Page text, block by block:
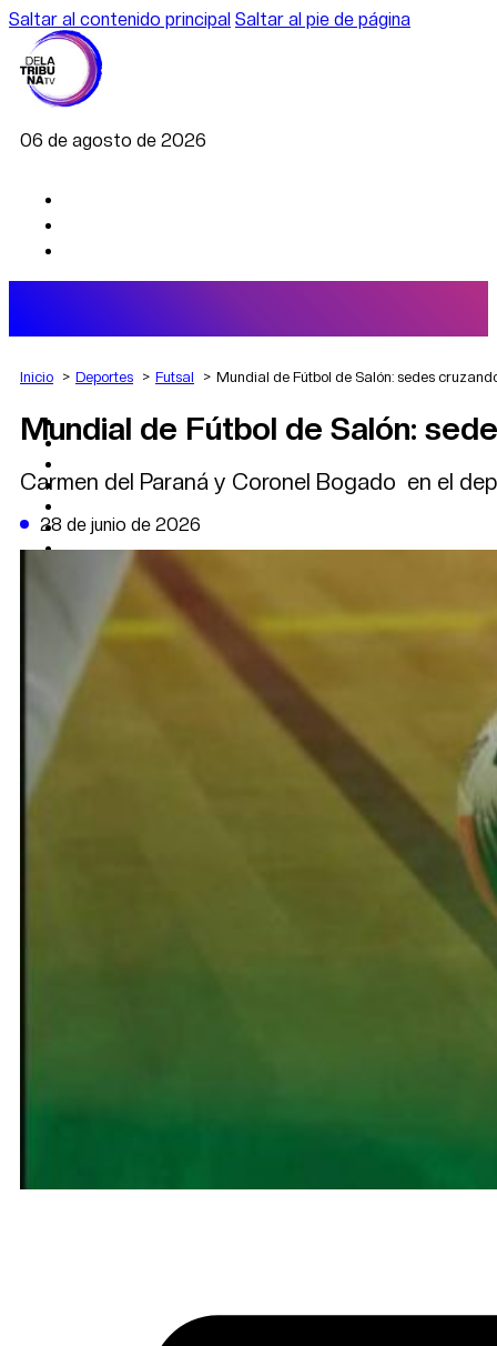
Saltar al contenido principal Saltar al pie de página
06 de agosto de 2026
AGRO
DEPORTES
POLÍTICA
DATA FIRME
DE LA TRIBUNA TV
Inicio Deportes Futsal Mundial de Fútbol de Salón: sedes
Mundial de Fútbol de Salón:
Carmen del Paraná y Coronel Bogado en el
28 de junio de 2026